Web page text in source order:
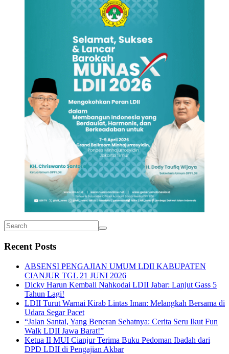
Recent Posts
ABSENSI PENGAJIAN UMUM LDII KABUPATEN
CIANJUR TGL 21 JUNI 2026
Dicky Harun Kembali Nahkodai LDII Jabar: Lanjut Gass 5
Tahun Lagi!
LDII Turut Warnai Kirab Lintas Iman: Melangkah Bersama di
Udara Segar Pacet
“Jalan Santai, Yang Beneran Sehatnya: Cerita Seru Ikut Fun
Walk LDII Jawa Barat!”
Ketua II MUI Cianjur Terima Buku Pedoman Ibadah dari
DPD LDII di Pengajian Akbar